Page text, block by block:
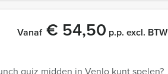
Vanaf€ 54,50 p.p. excl. BTW
quiz midden in Venlo kunt spelen?